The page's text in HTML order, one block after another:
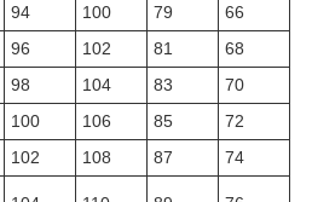
94 100 79
66
96 102 81
68
98 104 83
70
100 106 85
72
102 108 87 74